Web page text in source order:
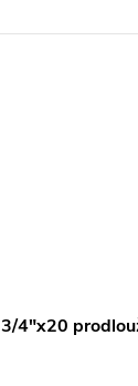
3/4"x20